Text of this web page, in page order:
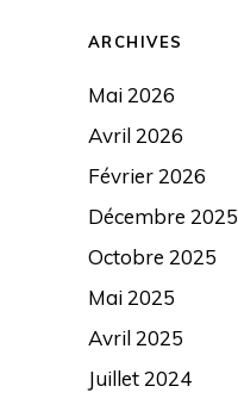
ARCHIVES
Mai 2026
Avril 2026
Février 2026
Décembre 2025
Octobre 2025
Mai 2025
Avril 2025
Juillet 2024